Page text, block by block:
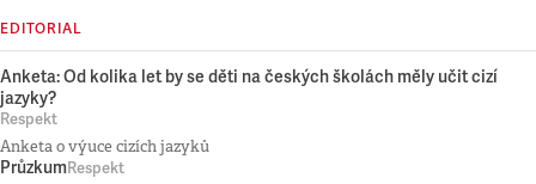
EDITORIAL
Anketa: Od kolika let by se děti na českých školách měly učit cizí
jazyky?
Respekt
Anketa o výuce cizích jazyků
PrůzkumRespekt